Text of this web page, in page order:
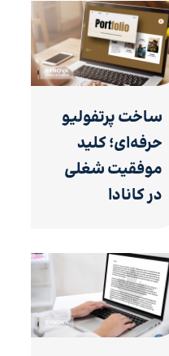
ساخت پرتفولیو
حرفه‌ای؛ کلید
موفقیت شغلی
در کانادا